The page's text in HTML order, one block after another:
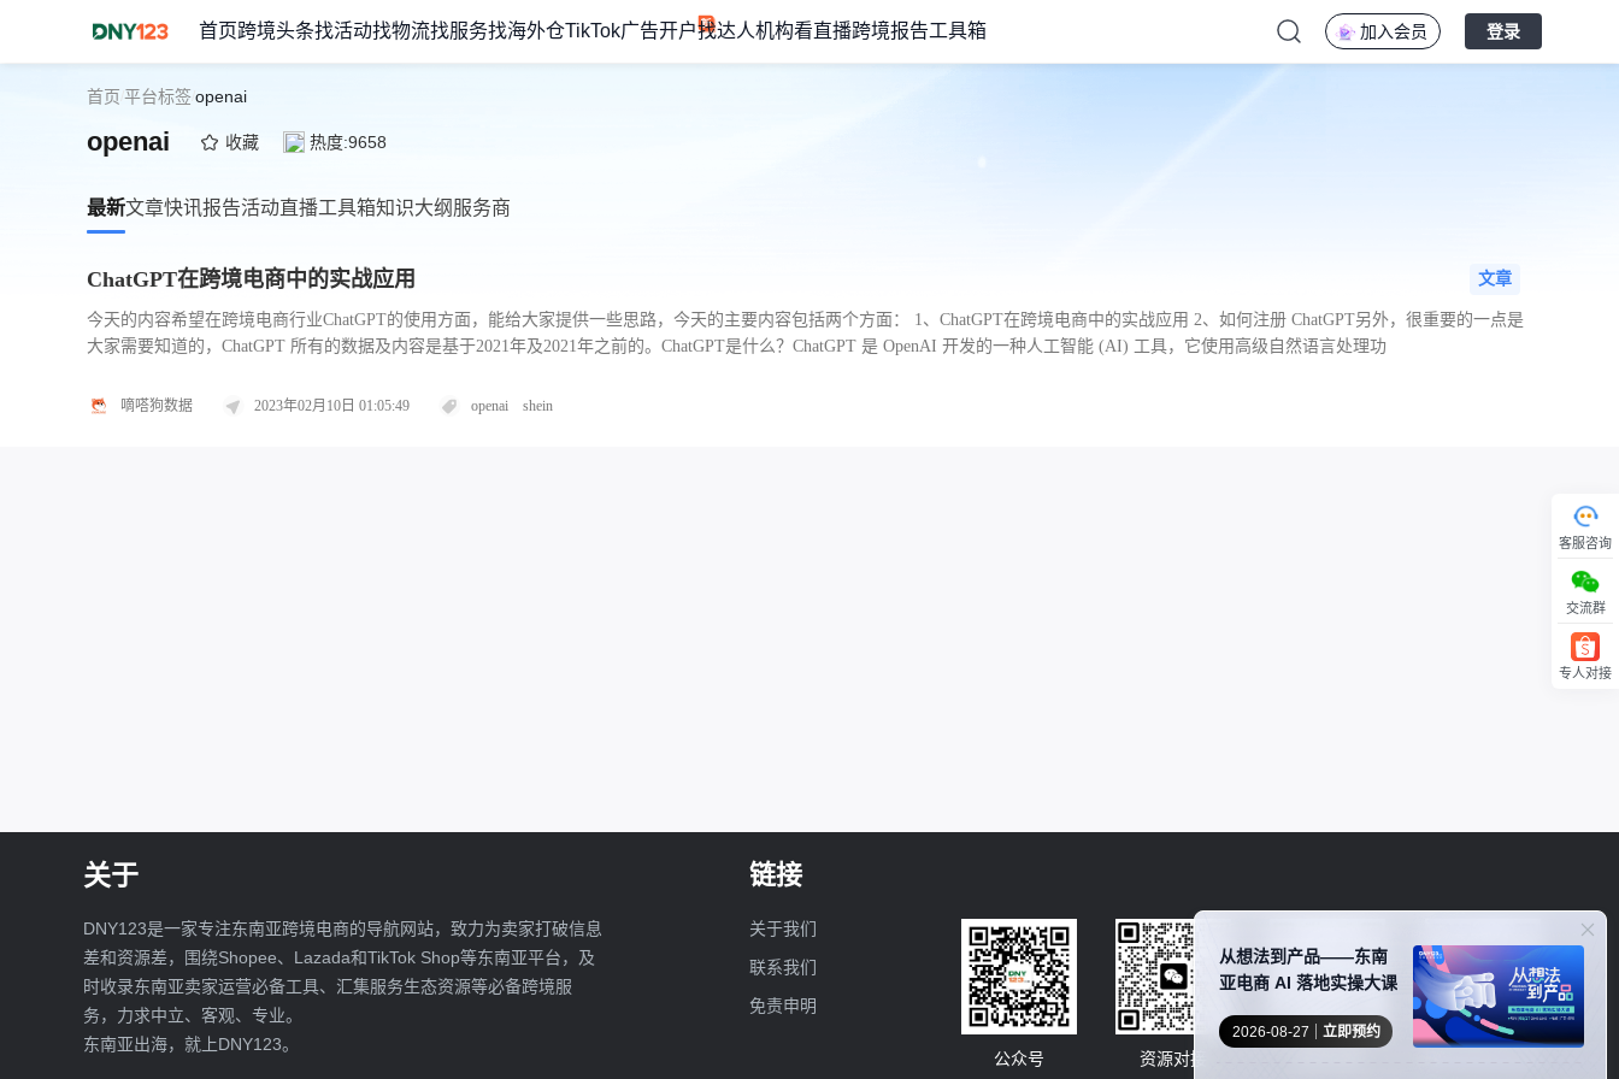
首页跨境头条找活动找物流找服务找海外仓TikTok广告开户找达人机构看直播跨境报告工具箱 加入会员 登录
从想法到产品——东南
亚电商 AI 落地实操大课
2026-08-27 立即预约
首页 平台标签openai
openai 收藏 热度:9658
最新文章快讯报告活动直播工具箱知识大纲 服务商
ChatGPT在跨境电商中的实战应用 文章
今天的内容希望在跨境电商行业ChatGPT的使用方面，能给大家提供一些思路，今天的主要内容包括两个方面： 1、ChatGPT在跨境电商中的实战应用 2、如何注册 ChatGPT另外，很重要的一点是
大家需要知道的，ChatGPT 所有的数据及内容是基于2021年及2021年之前的。ChatGPT是什么？ChatGPT 是 OpenAI 开发的一种人工智能 (AI) 工具，它使用高级自然语言处理功
嘀嗒狗数据 2023年02月10日 01:05:49 openai shein
关于
DNY123是一家专注东南亚跨境电商的导航网站，致力为卖家打破信息
差和资源差，围绕Shopee、Lazada和TikTok Shop等东南亚平台，及
时收录东南亚卖家运营必备工具、汇集服务生态资源等必备跨境服
务，力求中立、客观、专业。
东南亚出海，就上DNY123。
链接
关于我们
联系我们
免责申明
公众号 资源对接
客服咨询
交流群
专人对接